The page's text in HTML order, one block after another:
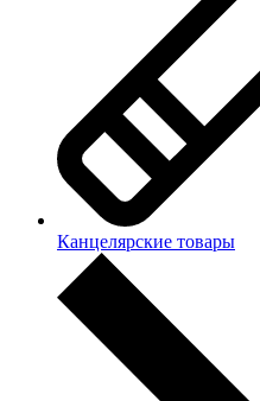
Канцелярские товары